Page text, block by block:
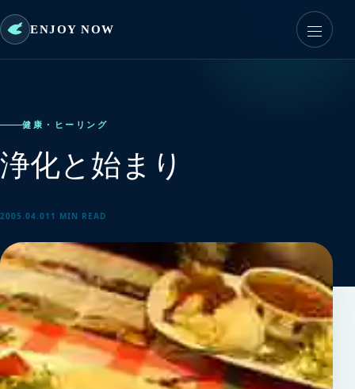
ENJOY NOW
健康・ヒーリング
浄化と始まり
2005.04.01 1 MIN READ